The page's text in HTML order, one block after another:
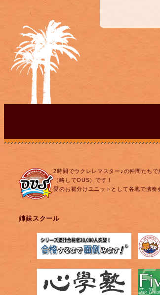
2時間でウクレレマスター♪の仲間たち
（略してOUS）です！
愛のお裾分けユニットとして各地で演奏
姉妹スクール